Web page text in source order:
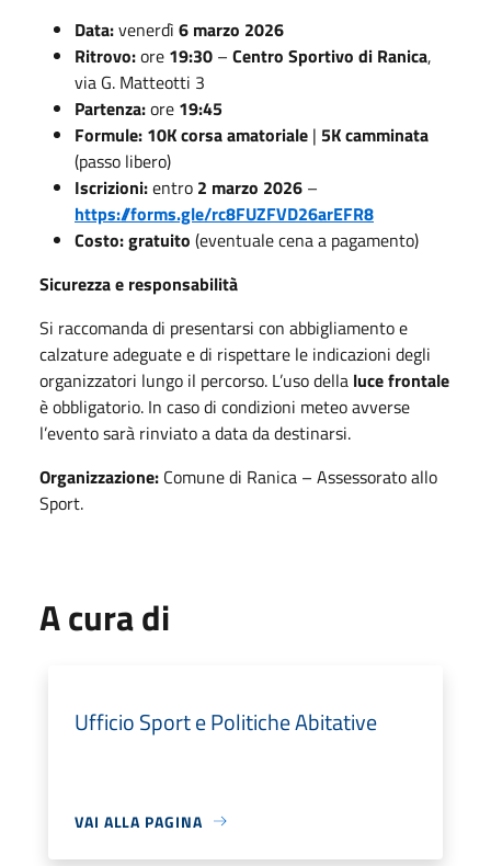
Data:venerdì 6 marzo 2026
Ritrovo:ore 19:30 – Centro Sportivo di Ranica,
via G. Matteotti 3
Partenza:ore 19:45
Formule: 10K corsa amatoriale | 5K camminata
(passo libero)
Iscrizioni:entro 2 marzo 2026 –
https://forms.gle/rc8FUZFVD26arEFR8
Costo:gratuito (eventuale cena a pagamento)
Sicurezza e responsabilità
Si raccomanda di presentarsi con abbigliamento e
calzature adeguate e di rispettare le indicazioni degli
organizzatori lungo il percorso. L’uso della luce frontale
è obbligatorio. In caso di condizioni meteo avverse
l’evento sarà rinviato a data da destinarsi.
Organizzazione: Comune di Ranica – Assessorato allo
Sport.
A cura di
Ufficio Sport e Politiche Abitative
VAI ALLA PAGINA